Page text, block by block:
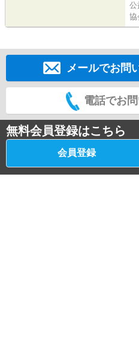
公
協
メールでお問
電話でお
無料会員登録はこちら
会員登録